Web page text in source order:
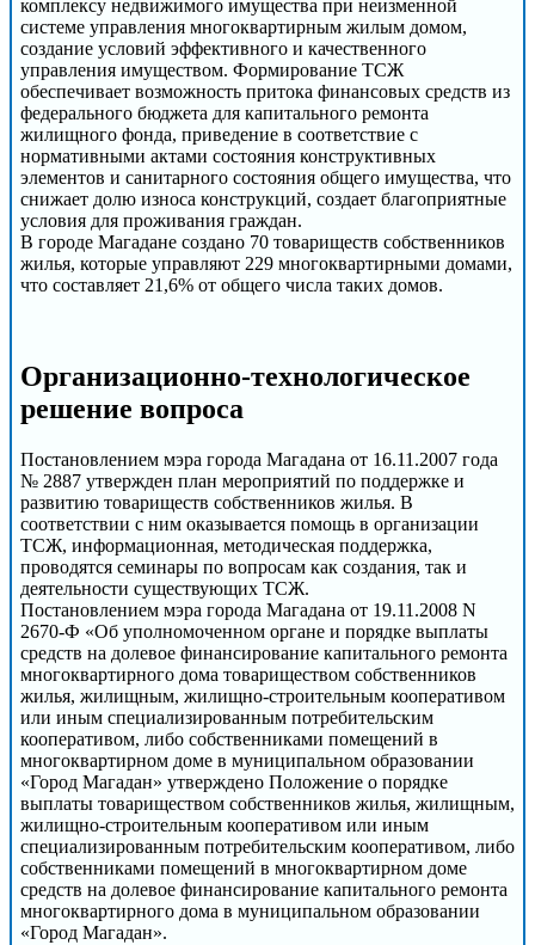
комплексу недвижимого имущества при неизменной
системе управления многоквартирным жилым домом,
создание условий эффективного и качественного
управления имуществом. Формирование ТСЖ
обеспечивает возможность притока финансовых средств из
федерального бюджета для капитального ремонта
жилищного фонда, приведение в соответствие с
нормативными актами состояния конструктивных
элементов и санитарного состояния общего имущества, что
снижает долю износа конструкций, создает благоприятные
условия для проживания граждан.
В городе Магадане создано 70 товариществ собственников
жилья, которые управляют 229 многоквартирными домами,
что составляет 21,6% от общего числа таких домов.
Организационно-технологическое
решение вопроса
Постановлением мэра города Магадана от 16.11.2007 года
№ 2887 утвержден план мероприятий по поддержке и
развитию товариществ собственников жилья. В
соответствии с ним оказывается помощь в организации
ТСЖ, информационная, методическая поддержка,
проводятся семинары по вопросам как создания, так и
деятельности существующих ТСЖ.
Постановлением мэра города Магадана от 19.11.2008 N
2670-Ф «Об уполномоченном органе и порядке выплаты
средств на долевое финансирование капитального ремонта
многоквартирного дома товариществом собственников
жилья, жилищным, жилищно-строительным кооперативом
или иным специализированным потребительским
кооперативом, либо собственниками помещений в
многоквартирном доме в муниципальном образовании
«Город Магадан» утверждено Положение о порядке
выплаты товариществом собственников жилья, жилищным,
жилищно-строительным кооперативом или иным
специализированным потребительским кооперативом, либо
собственниками помещений в многоквартирном доме
средств на долевое финансирование капитального ремонта
многоквартирного дома в муниципальном образовании
«Город Магадан».